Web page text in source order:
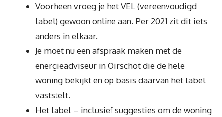
Voorheen vroeg je het VEL (vereenvoudigd
label) gewoon online aan. Per 2021 zit dit iets
anders in elkaar.
Je moet nu een afspraak maken met de
energieadviseur in Oirschot die de hele
woning bekijkt en op basis daarvan het label
vaststelt.
Het label – inclusief suggesties om de woning